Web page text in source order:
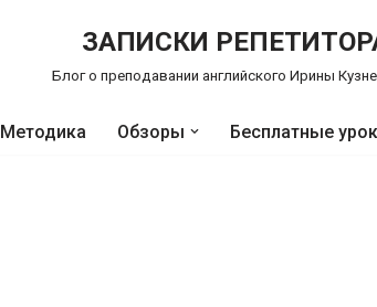
ЗАПИСКИ
Блог о преподавании английского Ирины
Методика Обзоры Бесплатные